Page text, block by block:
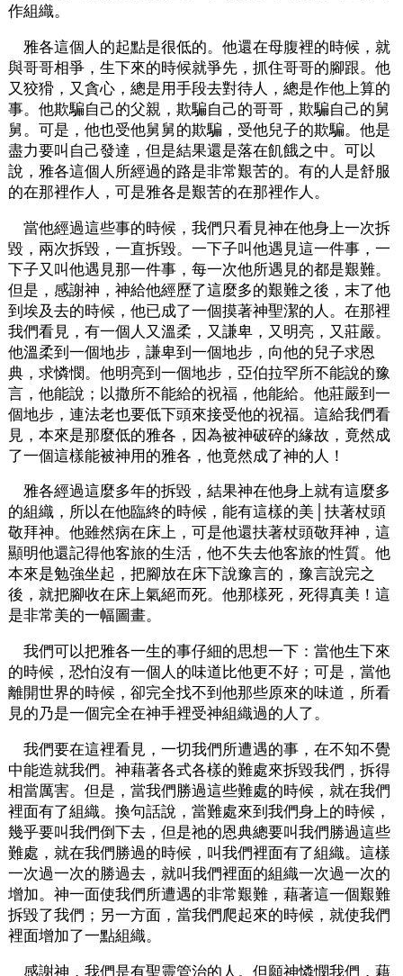
作組織。
雅各這個人的起點是很低的。他還在母腹裡的時候，就
與哥哥相爭，生下來的時候就爭先，抓住哥哥的腳跟。他
又狡猾，又貪心，總是用手段去對待人，總是作他上算的
事。他欺騙自己的父親，欺騙自己的哥哥，欺騙自己的舅
舅。可是，他也受他舅舅的欺騙，受他兒子的欺騙。他是
盡力要叫自己發達，但是結果還是落在飢餓之中。可以
說，雅各這個人所經過的路是非常艱苦的。有的人是舒服
的在那裡作人，可是雅各是艱苦的在那裡作人。
當他經過這些事的時候，我們只看見神在他身上一次拆
毀，兩次拆毀，一直拆毀。一下子叫他遇見這一件事，一
下子又叫他遇見那一件事，每一次他所遇見的都是艱難。
但是，感謝神，神給他經歷了這麼多的艱難之後，末了他
到埃及去的時候，他已成了一個摸著神聖潔的人。在那裡
我們看見，有一個人又溫柔，又謙卑，又明亮，又莊嚴。
他溫柔到一個地步，謙卑到一個地步，向他的兒子求恩
典，求憐憫。他明亮到一個地步，亞伯拉罕所不能說的豫
言，他能說；以撒所不能給的祝福，他能給。他莊嚴到一
個地步，連法老也要低下頭來接受他的祝福。這給我們看
見，本來是那麼低的雅各，因為被神破碎的緣故，竟然成
了一個這樣能被神用的雅各，他竟然成了神的人！
雅各經過這麼多年的拆毀，結果神在他身上就有這麼多
的組織，所以在他臨終的時候，能有這樣的美│扶著杖頭
敬拜神。他雖然病在床上，可是他還扶著杖頭敬拜神，這
顯明他還記得他客旅的生活，他不失去他客旅的性質。他
本來是勉強坐起，把腳放在床下說豫言的，豫言說完之
後，就把腳收在床上氣絕而死。他那樣死，死得真美！這
是非常美的一幅圖畫。
我們可以把雅各一生的事仔細的思想一下：當他生下來
的時候，恐怕沒有一個人的味道比他更不好；可是，當他
離開世界的時候，卻完全找不到他那些原來的味道，所看
見的乃是一個完全在神手裡受神組織過的人了。
我們要在這裡看見，一切我們所遭遇的事，在不知不覺
中能造就我們。神藉著各式各樣的難處來拆毀我們，拆得
相當厲害。但是，當我們勝過這些難處的時候，就在我們
裡面有了組織。換句話說，當難處來到我們身上的時候，
幾乎要叫我們倒下去，但是祂的恩典總要叫我們勝過這些
難處，就在我們勝過的時候，叫我們裡面有了組織。這樣
一次過一次的勝過去，就叫我們裡面的組織一次過一次的
增加。神一面使我們所遭遇的非常艱難，藉著這一個艱難
拆毀了我們；另一方面，當我們爬起來的時候，就使我們
裡面增加了一點組織。
感謝神，我們是有聖靈管治的人。但願神憐憫我們，藉